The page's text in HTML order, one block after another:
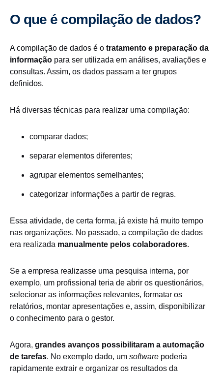
O que é compilação de dados?
A compilação de dados é o tratamento e preparação da
informação para ser utilizada em análises, avaliações e
consultas. Assim, os dados passam a ter grupos
definidos.
Há diversas técnicas para realizar uma compilação:
comparar dados;
separar elementos diferentes;
agrupar elementos semelhantes;
categorizar informações a partir de regras.
Essa atividade, de certa forma, já existe há muito tempo
nas organizações. No passado, a compilação de dados
era realizada manualmente pelos colaboradores.
Se a empresa realizasse uma pesquisa interna, por
exemplo, um profissional teria de abrir os questionários,
selecionar as informações relevantes, formatar os
relatórios, montar apresentações e, assim, disponibilizar
o conhecimento para o gestor.
Agora, grandes avanços possibilitaram a automação
de tarefas. No exemplo dado, um software poderia
rapidamente extrair e organizar os resultados da